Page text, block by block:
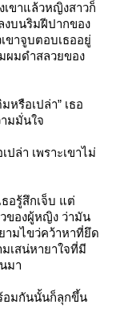
เขาแล้วหญิงสาวก็
งบนริมฝีปากของ
ขาจูบตอบเธออยู่
ผมดำสลวยของ
หรือเปล่า” เธอ
มมั่นใจ
ล่า เพราะเขาไม่
อรู้สึกเจ็บ แต่
ของผู้หญิง ว่ามัน
ามไขว่คว้าหาที่ยึด
เสน่หายาใจที่มี
มา
อมกันนั้นก็ลุกขึ้น